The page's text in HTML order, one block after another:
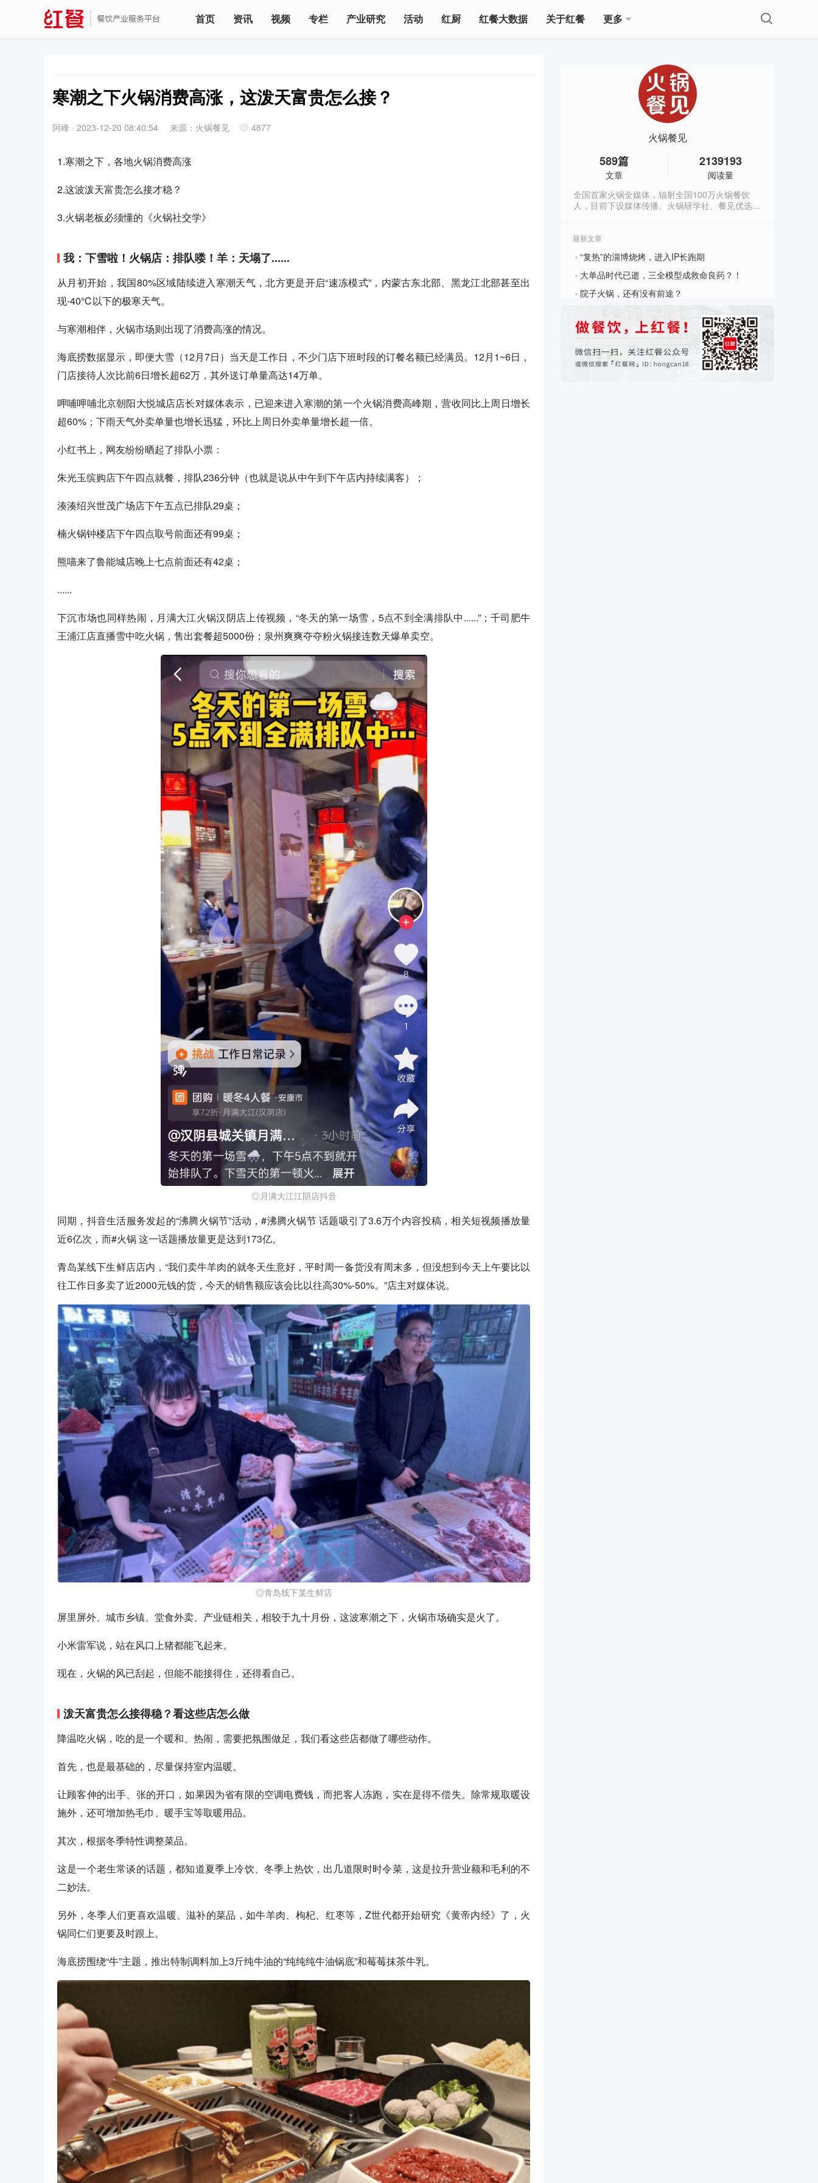
首页 资讯 视频 专栏 产业研究 活动 红厨 红餐大数据 关于红餐 更多
寒潮之下火锅消费高涨，这泼天富贵怎么接？
阿峰 · 2023-12-20 08:40:54 来源：火锅餐见 4877
1.寒潮之下，各地火锅消费高涨
2.这波泼天富贵怎么接才稳？
3.火锅老板必须懂的《火锅社交学》
我：下雪啦！火锅店：排队喽！羊：天塌了......
从月初开始，我国80%区域陆续进入寒潮天气，北方更是开启“速冻模式”，内蒙古东北部、黑龙江北部甚至出
现-40℃以下的极寒天气。
与寒潮相伴，火锅市场则出现了消费高涨的情况。
海底捞数据显示，即便大雪（12月7日）当天是工作日，不少门店下班时段的订餐名额已经满员。12月1~6日，
门店接待人次比前6日增长超62万，其外送订单量高达14万单。
呷哺呷哺北京朝阳大悦城店店长对媒体表示，已迎来进入寒潮的第一个火锅消费高峰期，营收同比上周日增长
超60%；下雨天气外卖单量也增长迅猛，环比上周日外卖单量增长超一倍。
小红书上，网友纷纷晒起了排队小票：
朱光玉缤购店下午四点就餐，排队236分钟（也就是说从中午到下午店内持续满客）；
湊湊绍兴世茂广场店下午五点已排队29桌；
楠火锅钟楼店下午四点取号前面还有99桌；
熊喵来了鲁能城店晚上七点前面还有42桌；
......
下沉市场也同样热闹，月满大江火锅汉阴店上传视频，“冬天的第一场雪，5点不到全满排队中......”；千司肥牛
王浦江店直播雪中吃火锅，售出套餐超5000份；泉州爽爽夺夺粉火锅接连数天爆单卖空。
◎月满大江江阴店抖音
同期，抖音生活服务发起的“沸腾火锅节”活动，#沸腾火锅节 话题吸引了3.6万个内容投稿，相关短视频播放量
近6亿次，而#火锅 这一话题播放量更是达到173亿。
青岛某线下生鲜店店内，“我们卖牛羊肉的就冬天生意好，平时周一备货没有周末多，但没想到今天上午要比以
往工作日多卖了近2000元钱的货，今天的销售额应该会比以往高30%-50%。”店主对媒体说。
◎青岛线下某生鲜店
屏里屏外、城市乡镇、堂食外卖、产业链相关，相较于九十月份，这波寒潮之下，火锅市场确实是火了。
小米雷军说，站在风口上猪都能飞起来。
现在，火锅的风已刮起，但能不能接得住，还得看自己。
泼天富贵怎么接得稳？看这些店怎么做
降温吃火锅，吃的是一个暖和、热闹，需要把氛围做足，我们看这些店都做了哪些动作。
首先，也是最基础的，尽量保持室内温暖。
让顾客伸的出手、张的开口，如果因为省有限的空调电费钱，而把客人冻跑，实在是得不偿失。除常规取暖设
施外，还可增加热毛巾、暖手宝等取暖用品。
其次，根据冬季特性调整菜品。
这是一个老生常谈的话题，都知道夏季上冷饮、冬季上热饮，出几道限时时令菜，这是拉升营业额和毛利的不
二妙法。
另外，冬季人们更喜欢温暖、滋补的菜品，如牛羊肉、枸杞、红枣等，Z世代都开始研究《黄帝内经》了，火
锅同仁们更要及时跟上。
海底捞围绕“牛”主题，推出特制调料加上3斤纯牛油的“纯纯纯牛油锅底”和莓莓抹茶牛乳。
火锅餐见
589篇
文章
2139193
阅读量
全国首家火锅全媒体，辐射全国100万火锅餐饮
人，目前下设媒体传播、火锅研学社、餐见优选商
最新文章
? “复热”的淄博烧烤，进入IP长跑期
? 大单品时代已逝，三全模型成救命良药？！
? 院子火锅，还有没有前途？